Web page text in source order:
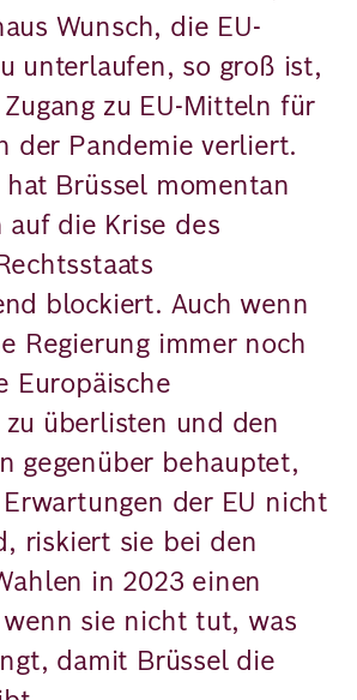
Wunsch, die EU-
unterlaufen, so groß ist,
zu EU-Mitteln für
der Pandemie verliert.
hat Brüssel momentan
auf die Krise des
blockiert. Auch wenn
Regierung immer noch
Europäische
zu überlisten und den
gegenüber behauptet,
der EU nicht
riskiert sie bei den
in 2023 einen
wenn sie nicht tut, was
damit Brüssel die